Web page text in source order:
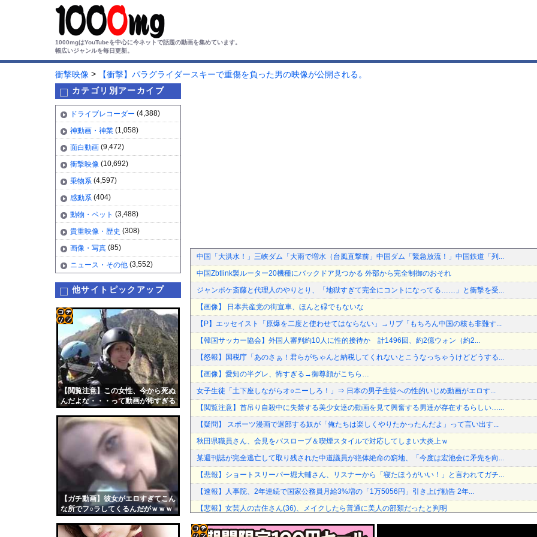
1000mgはYouTubeを中心に今ネットで話題の動画を集めています。
幅広いジャンルを毎日更新。
衝撃映像 >
【衝撃】パラグライダースキーで重傷を負った男の映像が公開される。
カテゴリ別アーカイブ
ドライブレコーダー (4,388)
神動画・神業 (1,058)
面白動画 (9,472)
衝撃映像 (10,692)
乗物系 (4,597)
感動系 (404)
動物・ペット (3,488)
貴重映像・歴史 (308)
画像・写真 (85)
ニュース・その他 (3,552)
他サイトピックアップ
【閲覧注意】この女性、今から死ぬ
んだよな・・・って動画が怖すぎる
【ガチ動画】彼女がエロすぎてこん
な所でフ○ラしてくるんだがｗｗｗ
リン
- 固
定リ
ンク
自動
更新
中国「大洪水！」三峡ダム「大雨で増水（台風直撃前」中国ダム「緊急放流！」中国鉄道「列...
中国Zbtlink製ルーター20機種にバックドア見つかる 外部から完全制御のおそれ
ジャンポケ斎藤と代理人のやりとり、「地獄すぎて完全にコントになってる……」と衝撃を受...
【画像】 日本共産党の街宣車、ほんと碌でもないな
【P】エッセイスト「原爆を二度と使わせてはならない」→リプ「もちろん中国の核も非難す...
【韓国サッカー協会】外国人審判約10人に性的接待か 計1496回、約2億ウォン（約2...
【怒報】国税庁「あのさぁ！君らがちゃんと納税してくれないとこうなっちゃうけどどうする...
【画像】愛知の半グレ、怖すぎる→御尊顔がこちら…
女子生徒「土下座しながらオ○ニーしろ！」⇒ 日本の男子生徒への性的いじめ動画がエロす...
【閲覧注意】首吊り自殺中に失禁する美少女達の動画を見て興奮する男達が存在するらしい…...
【疑問】 スポーツ漫画で退部する奴が「俺たちは楽しくやりたかったんだよ」って言い出す...
秋田県職員さん、会見をバスローブ＆喫煙スタイルで対応してしまい大炎上ｗ
某週刊誌が完全逃亡して取り残された中道議員が絶体絶命の窮地、「今度は宏池会に矛先を向...
【悲報】ショートスリーパー堀大輔さん、リスナーから「寝たほうがいい！」と言われてガチ...
【速報】人事院、2年連続で国家公務員月給3%増の「1万5056円」引き上げ勧告 2年...
【悲報】女芸人の吉住さん(36)、メイクしたら普通に美人の部類だったと判明
【謎】『ダーク路線のドラクエ12』を発売中止にしないといけなかった理由ってガチでなに...